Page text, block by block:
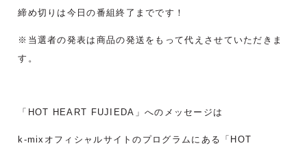
締め切りは今日の番組終了までです！
※当選者の発表は商品の発送をもって代えさせていただきま
す。
「HOT HEART FUJIEDA」へのメッセージは
k-mixオフィシャルサイトのプログラムにある「HOT